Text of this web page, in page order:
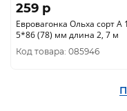
259 p
Евровагонка Ольха сорт А
5*86 (78) мм длина 2, 7 м
Код товара: 085946